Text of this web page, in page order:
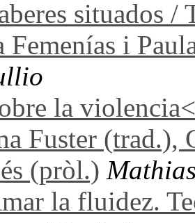
situados /
Femenías i
la
Fuster (trad.),
(pròl.)
la fluidez.